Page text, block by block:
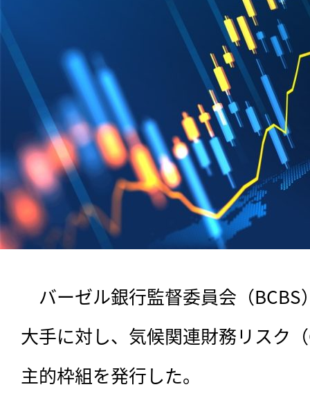
バーゼル銀行監督委員会（BCBS
大手に対し、気候関連財務リスク
主的枠組を発行した。